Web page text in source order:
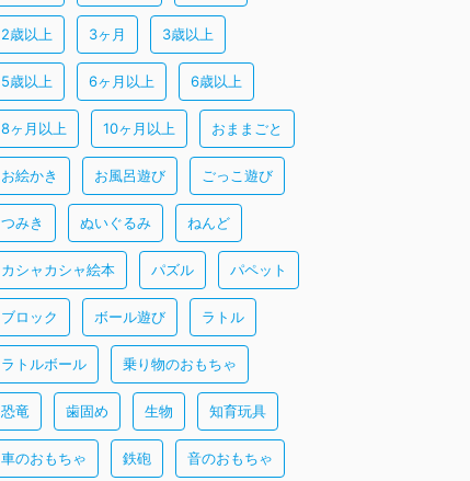
2歳以上 3ヶ月 3歳以上
5歳以上 6ヶ月以上 6歳以上
8ヶ月以上 10ヶ月以上 おままごと
お絵かき お風呂遊び ごっこ遊び
つみき ぬいぐるみ ねんど
カシャカシャ絵本 パズル パペット
ブロック ボール遊び ラトル
ラトルボール 乗り物のおもちゃ
恐竜 歯固め 生物 知育玩具
車のおもちゃ 鉄砲 音のおもちゃ